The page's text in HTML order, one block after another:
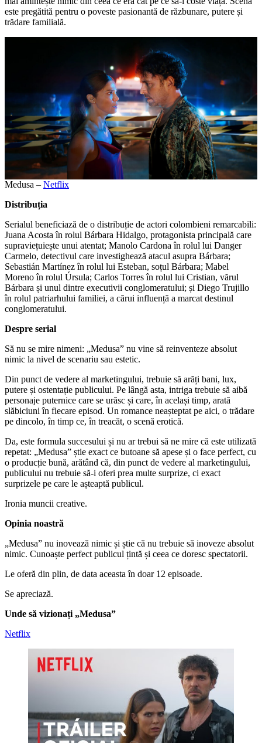
este pregătită pentru o poveste pasionantă de răzbunare, putere și
trădare familială.
Medusa – Netflix
Distribuția
Serialul beneficiază de o distribuție de actori colombieni remarcabili:
Juana Acosta în rolul Bárbara Hidalgo, protagonista principală care
supraviețuiește unui atentat; Manolo Cardona în rolul lui Danger
Carmelo, detectivul care investighează atacul asupra Bárbara;
Sebastián Martínez în rolul lui Esteban, soțul Bárbara; Mabel
Moreno în rolul Úrsula; Carlos Torres în rolul lui Cristian, vărul
Bárbara și unul dintre executivii conglomeratului; și Diego Trujillo
în rolul patriarhului familiei, a cărui influență a marcat destinul
conglomeratului.
Despre serial
Să nu se mire nimeni: „Medusa” nu vine să reinventeze absolut
nimic la nivel de scenariu sau estetic.
Din punct de vedere al marketingului, trebuie să arăți bani, lux,
putere și ostentație publicului. Pe lângă asta, intriga trebuie să aibă
personaje puternice care se urăsc și care, în același timp, arată
slăbiciuni în fiecare episod. Un romance neașteptat pe aici, o trădare
pe dincolo, în timp ce, în treacăt, o scenă erotică.
Da, este formula succesului și nu ar trebui să ne mire că este utilizată
repetat: „Medusa” știe exact ce butoane să apese și o face perfect, cu
o producție bună, arătând că, din punct de vedere al marketingului,
publicului nu trebuie să-i oferi prea multe surprize, ci exact
surprizele pe care le așteaptă publicul.
Ironia muncii creative.
Opinia noastră
„Medusa” nu inovează nimic și știe că nu trebuie să inoveze absolut
nimic. Cunoaște perfect publicul țintă și ceea ce doresc spectatorii.
Le oferă din plin, de data aceasta în doar 12 episoade.
Se apreciază.
Unde să vizionați „Medusa”
Netflix